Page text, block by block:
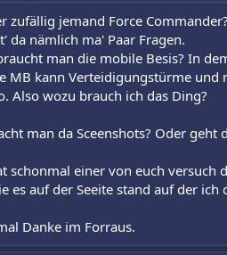
zufällig jemand Force Commander?
da nämlich ma' Paar Fragen.
man die mobile Besis? In
MB kann Verteidigungstürme und
Also wozu brauch ich das Ding?
man da Sceenshots? Oder geht
schonmal einer von euch versuch
es auf der Seeite stand auf der ich
Danke im Forraus.